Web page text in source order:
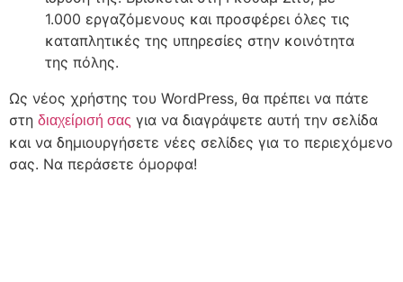
1.000 εργαζόμενους και προσφέρει όλες τις
καταπλητικές της υπηρεσίες στην κοινότητα
της πόλης.
Ως νέος χρήστης του WordPress, θα πρέπει να πάτε
στη διαχείρισή σας για να διαγράψετε αυτή την σελίδα
και να δημιουργήσετε νέες σελίδες για το περιεχόμενο
σας. Να περάσετε όμορφα!